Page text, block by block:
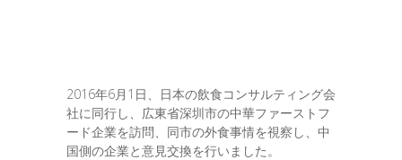
2016年6月1日、日本の飲食コンサルティング会
社に同行し、広東省深圳市の中華ファーストフ
ード企業を訪問、同市の外食事情を視察し、中
国側の企業と意見交換を行いました。